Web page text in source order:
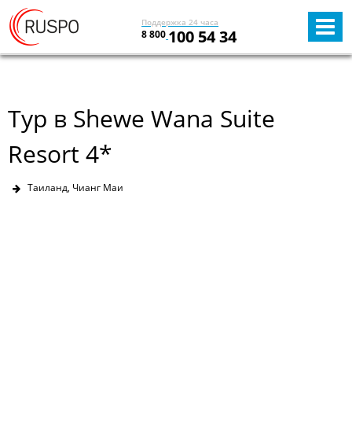
Поддержка 24 часа
8 800 100 54 34
Тур в Shewe Wana Suite
Resort 4*
Таиланд, Чианг Маи